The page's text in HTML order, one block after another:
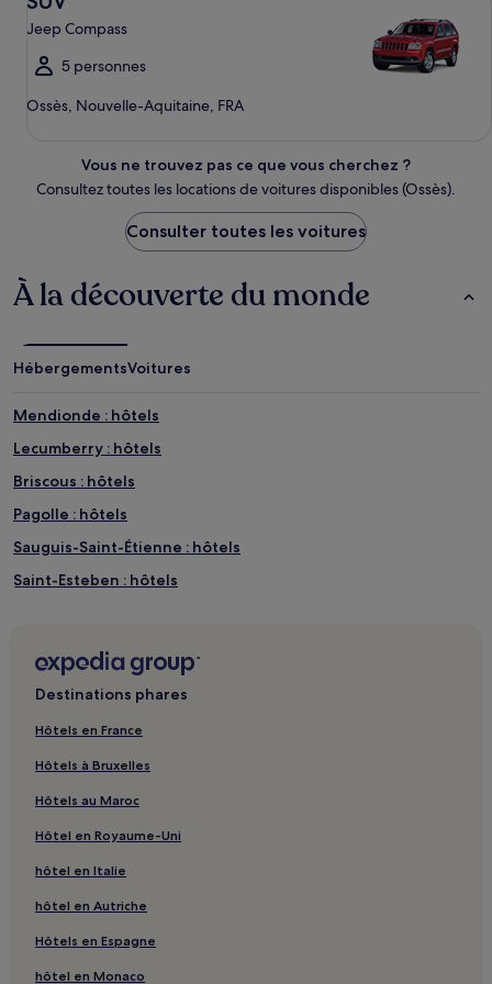
Jeep Compass
5 personnes
Ossès, Nouvelle-Aquitaine, FRA
Vous ne trouvez pas ce que vous cherchez ?
Consultez toutes les locations de voitures disponibles (Ossès).
Consulter toutes les voitures
À la découverte du monde
HébergementsVoitures
Mendionde : hôtels
Lecumberry : hôtels
Briscous : hôtels
Pagolle : hôtels
Sauguis-Saint-Étienne : hôtels
Saint-Esteben : hôtels
Andrein : hôtels
Maison de l'Infante : hôtels à proximité
Bunus : hôtels
Béguios : hôtels
Amendeuix-Oneix : hôtels
Saint-Gladie-Arrive-Munein : hôtels
Charritte-De-Bas : hôtels
Burgaronne : hôtels
Destinations phares
Hôtels en France
Hôtels à Bruxelles
Hôtels au Maroc
Hôtel en Royaume-Uni
hôtel en Italie
hôtel en Autriche
Hôtels en Espagne
hôtel en Monaco